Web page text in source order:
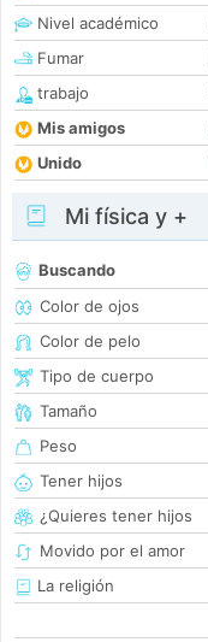
Nivel académico
Fumar
trabajo
Mis amigos
Unido
Mi física y +
Buscando
Color de ojos
Color de pelo
Tipo de cuerpo
Tamaño
Peso
Tener hijos
¿Quieres tener hijos
Movido por el amor
La religión